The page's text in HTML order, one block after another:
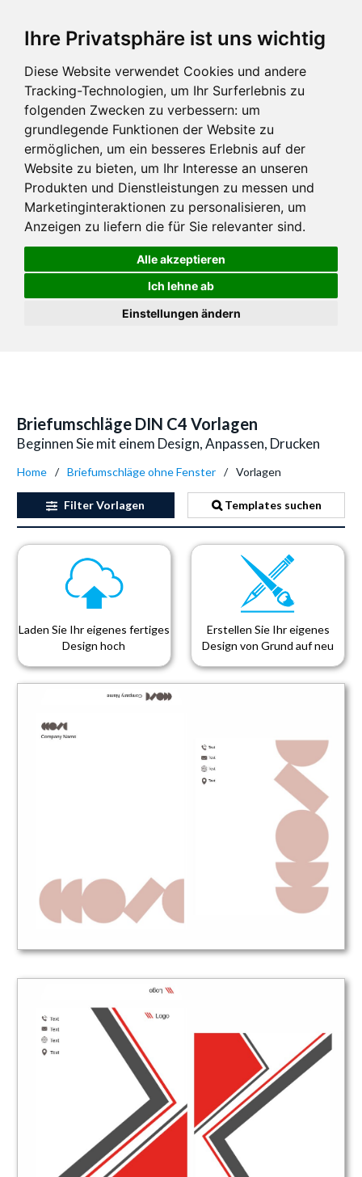
Ihre Privatsphäre ist uns wichtig
Diese Website verwendet Cookies und andere
Tracking-Technologien, um Ihr Surferlebnis zu
folgenden Zwecken zu verbessern: um
grundlegende Funktionen der Website zu
ermöglichen, um ein besseres Erlebnis auf der
Website zu bieten, um Ihr Interesse an unseren
Produkten und Dienstleistungen zu messen und
Marketinginteraktionen zu personalisieren, um
Anzeigen zu liefern die für Sie relevanter sind.
Alle akzeptieren
Ich lehne ab
Einstellungen ändern
Briefumschläge DIN C4 Vorlagen
Beginnen Sie mit einem Design, Anpassen, Drucken
Home Briefumschläge ohne Fenster Vorlagen
FilterVorlagen Templates suchen
Laden Sie Ihr eigenes fertiges
Design hoch
Erstellen Sie Ihr eigenes
Design von Grund auf neu